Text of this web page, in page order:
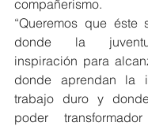
compañerismo.
“Queremos que éste
donde la
inspiración para
donde aprendan la
trabajo duro y
poder